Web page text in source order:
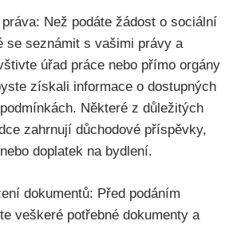
Než podáte žádost o sociální
se seznámit s vašimi právy a
úřad práce nebo přímo orgány
získali informace o dostupných
Některé z důležitých
zahrnují důchodové příspěvky,
doplatek na bydlení.
dokumentů: Před podáním
veškeré potřebné dokumenty a